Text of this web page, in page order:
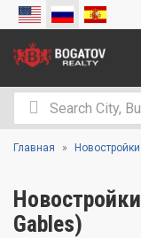
Главная Новостройки
Gables)